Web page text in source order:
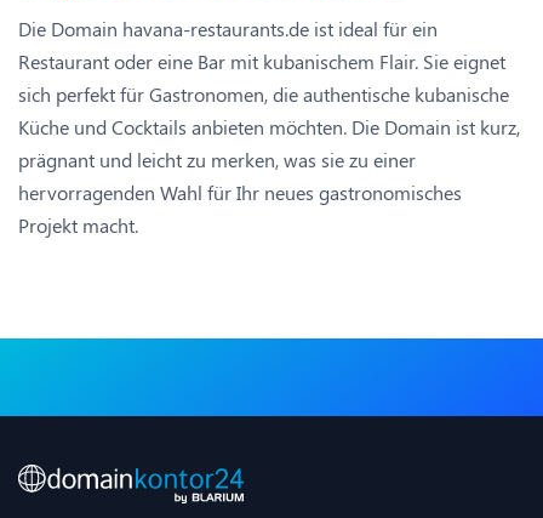
Die Domain havana-restaurants.de ist ideal für ein
Restaurant oder eine Bar mit kubanischem Flair. Sie eignet
sich perfekt für Gastronomen, die authentische kubanische
Küche und Cocktails anbieten möchten. Die Domain ist kurz,
prägnant und leicht zu merken, was sie zu einer
hervorragenden Wahl für Ihr neues gastronomisches
Projekt macht.